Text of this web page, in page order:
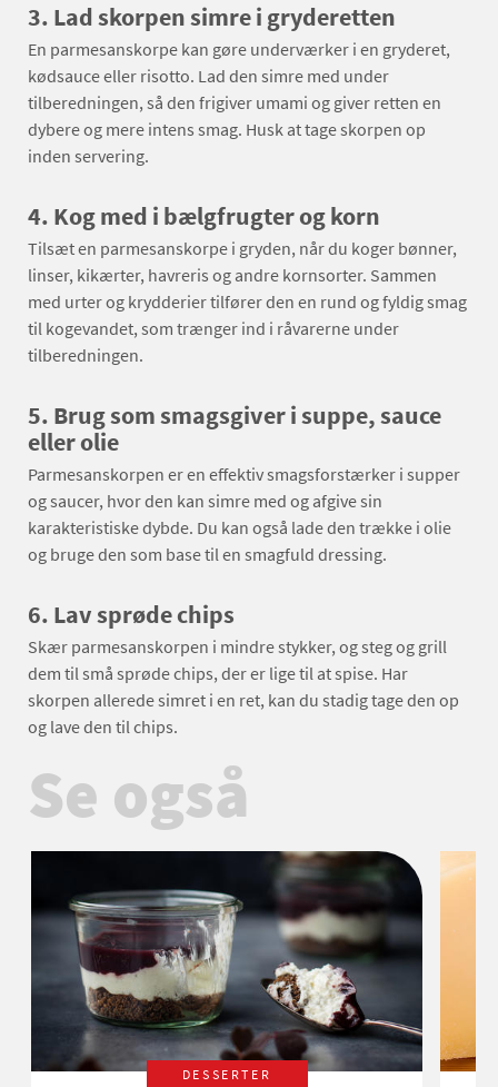
3. Lad skorpen simre i gryderetten
En parmesanskorpe kan gøre underværker i en gryderet,
kødsauce eller risotto. Lad den simre med under
tilberedningen, så den frigiver umami og giver retten en
dybere og mere intens smag. Husk at tage skorpen op
inden servering.
4. Kog med i bælgfrugter og korn
Tilsæt en parmesanskorpe i gryden, når du koger bønner,
linser, kikærter, havreris og andre kornsorter. Sammen
med urter og krydderier tilfører den en rund og fyldig smag
til kogevandet, som trænger ind i råvarerne under
tilberedningen.
5. Brug som smagsgiver i suppe, sauce
eller olie
Parmesanskorpen er en effektiv smagsforstærker i supper
og saucer, hvor den kan simre med og afgive sin
karakteristiske dybde. Du kan også lade den trække i olie
og bruge den som base til en smagfuld dressing.
6. Lav sprøde chips
Skær parmesanskorpen i mindre stykker, og steg og grill
dem til små sprøde chips, der er lige til at spise. Har
skorpen allerede simret i en ret, kan du stadig tage den op
og lave den til chips.
Se også
DESSERTER